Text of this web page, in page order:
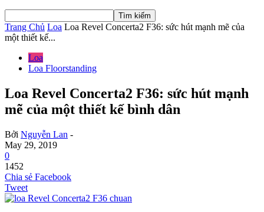
Trang Chủ Loa Loa Revel Concerta2 F36: sức hút mạnh mẽ của
một thiết kế...
Loa
Loa Floorstanding
Loa Revel Concerta2 F36: sức hút mạnh
mẽ của một thiết kế bình dân
Bởi Nguyễn Lan -
May 29, 2019
0
1452
Chia sẻ Facebook
Tweet